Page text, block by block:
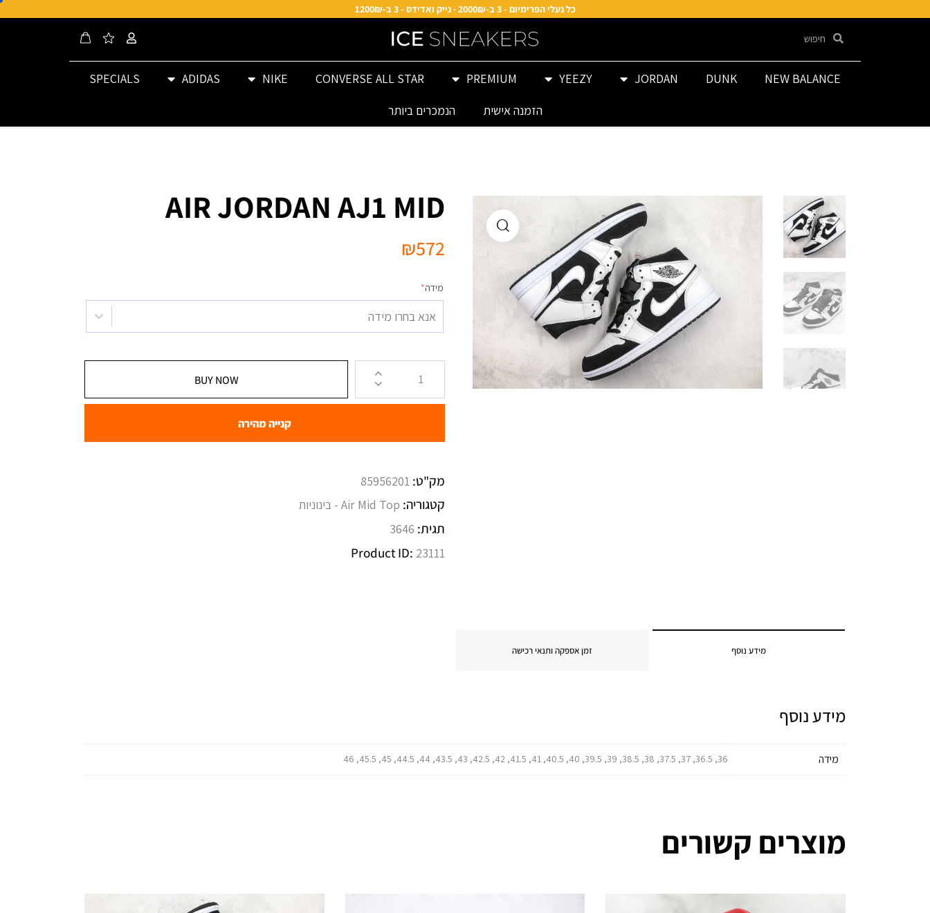
כל נעלי הפרימיום - 3 ב-2000₪ · נייק ואדידס - 3 ב-1200₪
NEW BALANCE
DUNK
JORDAN
YEEZY
PREMIUM
CONVERSE ALL STAR
NIKE
ADIDAS
SPECIALS
הזמנה אישית
הנמכרים ביותר
AIR JORDAN AJ1 MID
₪572
מידה*
אנא בחרו מידה
BUY NOW
קנייה מהירה
מק"ט: 85956201
קטגוריה: Air Mid Top - בינוניות
תגית: 3646
Product ID: 23111
מידע נוסף זמן אספקה ותנאי רכישה
מידע נוסף
מידה 36, 36.5, 37, 37.5, 38, 38.5, 39, 39.5, 40, 40.5, 41, 41.5, 42, 42.5, 43, 43.5, 44, 44.5, 45, 45.5, 46
מוצרים קשורים